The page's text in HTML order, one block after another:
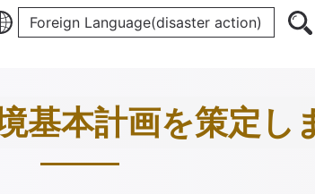
Foreign Language(disaster action)
基本計画を策定し